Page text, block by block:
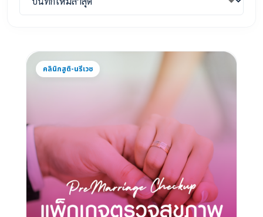
คลินิกสูติ-นรีเวช